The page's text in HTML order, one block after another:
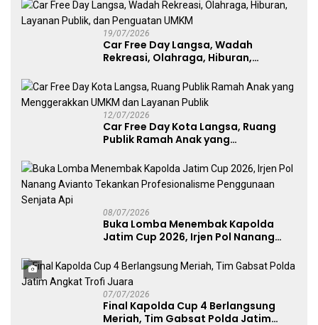
19/07/2026
Car Free Day Langsa, Wadah
Rekreasi, Olahraga, Hiburan,
UMKM
12/07/2026
Car Free Day Kota Langsa, Ruang
Publik Ramah Anak yang
Publik
08/07/2026
Buka Lomba Menembak Kapolda
Jatim Cup 2026, Irjen Pol Nanang
Penggunaan Senjata Api
07/07/2026
Final Kapolda Cup 4 Berlangsung
Meriah, Tim Gabsat Polda Jatim